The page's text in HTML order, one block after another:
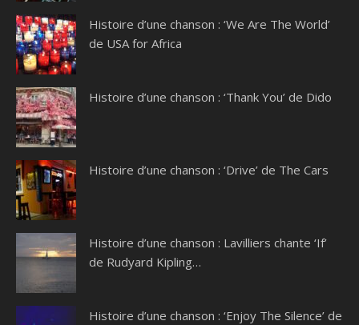
Histoire d’une chanson : ‘We Are The World’
de USA for Africa
Histoire d’une chanson : ‘Thank You’ de Dido
Histoire d’une chanson : ‘Drive’ de The Cars
Histoire d’une chanson : Lavilliers chante ‘If’
de Rudyard Kipling…
Histoire d’une chanson : ‘Enjoy The Silence’ de